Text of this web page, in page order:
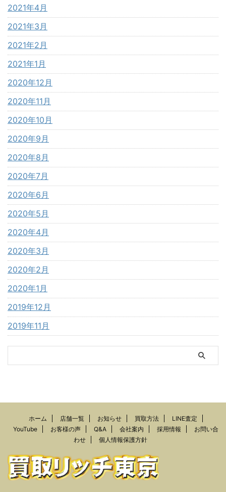
2021年4月
2021年3月
2021年2月
2021年1月
2020年12月
2020年11月
2020年10月
2020年9月
2020年8月
2020年7月
2020年6月
2020年5月
2020年4月
2020年3月
2020年2月
2020年1月
2019年12月
2019年11月
ホーム 店舗一覧 お知らせ 買取方法
LINE査定
YouTube
お客様の声 Q&A 会社案内 採用情報
お問い合
わせ
個人情報保護方針